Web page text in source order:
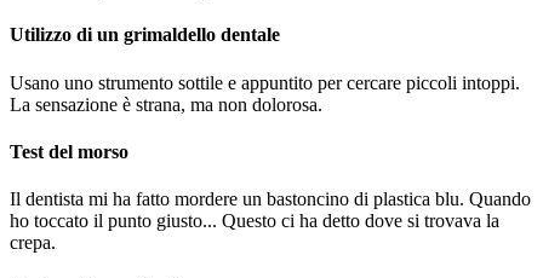
Utilizzo di un grimaldello dentale
Usano uno strumento sottile e appuntito per cercare piccoli intoppi.
La sensazione è strana, ma non dolorosa.
Test del morso
Il dentista mi ha fatto mordere un bastoncino di plastica blu. Quando
ho toccato il punto giusto... Questo ci ha detto dove si trovava la
crepa.